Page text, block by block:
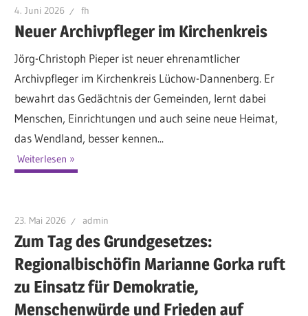
4. Juni 2026 fh
Neuer Archivpfleger im Kirchenkreis
Jörg-Christoph Pieper ist neuer ehrenamtlicher
Archivpfleger im Kirchenkreis Lüchow-Dannenberg. Er
bewahrt das Gedächtnis der Gemeinden, lernt dabei
Menschen, Einrichtungen und auch seine neue Heimat,
das Wendland, besser kennen...
Weiterlesen
23. Mai 2026 admin
Zum Tag des Grundgesetzes:
Regionalbischöfin Marianne Gorka ruft
zu Einsatz für Demokratie,
Menschenwürde und Frieden auf